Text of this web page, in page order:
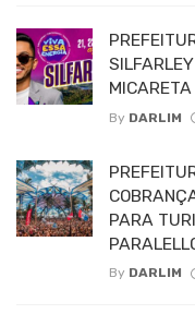
By DARLIM
PARA
By DARLIM